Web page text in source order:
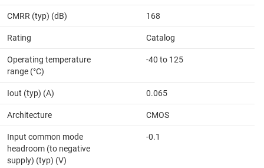
CMRR (typ) (dB) 168
Rating Catalog
Operating temperature
range (°C)
-40 to 125
Iout (typ) (A) 0.065
Architecture CMOS
Input common mode
headroom (to negative
supply) (typ) (V)
-0.1